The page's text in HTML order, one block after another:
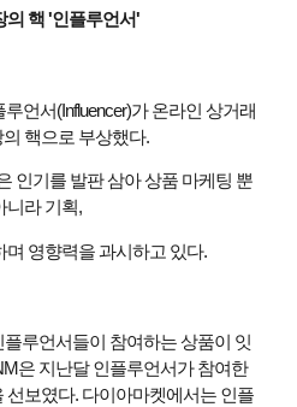
의 핵 '인플루언서'
언서(Influencer)가 온라인 상거래
핵으로 부상했다.
인기를 발판 삼아 상품 마케팅 뿐
니라 기획,
영향력을 과시하고 있다.
루언서들이 참여하는 상품이 잇
은 지난달 인플루언서가 참여한
선보였다. 다이아마켓에서는 인플